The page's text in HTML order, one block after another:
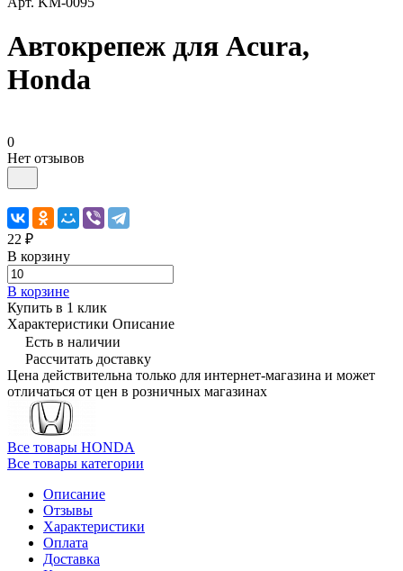
Автокрепеж для Acura,
Honda
0
Нет отзывов
22 ₽
В корзину
В корзине
Купить в 1 клик
Характеристики Описание
Есть в наличии
Рассчитать доставку
Цена действительна только для интернет-магазина и может
отличаться от цен в розничных магазинах
Все товары HONDA
Все товары категории
Описание
Отзывы
Характеристики
Оплата
Доставка